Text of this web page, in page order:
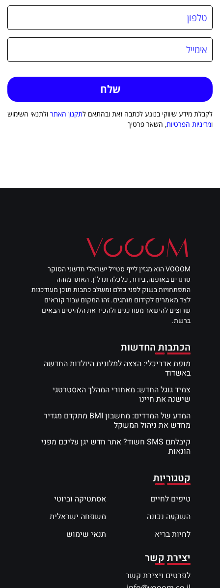
לקבלת מידע שיווקי בנוגע לכתבה זאת ובהתאם לתקנון האתר ולתנאי השימוש
ומדיניות הפרטיות, השאר פרטיך
VOOOM הוא מגזין לייף סטייל ישראלי חדשני הסוקר
טרנדים באופנה, בידור, כלכלה ונדל"ן. האתר מזהה
התפתחויות בשוק לפני כולם ומשלב כתבות תוכן מעודכנות
לצד מאמרים לקידום מותגים. זהו המקום עבור קוראים
שרוצים להישאר מעודכנים ולהכיר את הלהיטים הבאים
ברשת.
הכתבות החדשות
מופת אדריכלי: הצצה למלונית היולדות החדשה
באשדוד
צמיד גוגל החדש: מאחורי המהלך האסטרטגי
שישנה את חיינו
המדע של המדדים: מחשבון BMI מתקדם מגדיר
מחדש את ניהול המשקל
קיבלתם SMS חשוד? אתר חדש יגן עליכם מפני
הונאות
קטגוריות
טיפים לחיים
השקעה נכונה
לחיות בריא
אסתטיקה וביוטי
משפחה ישראלית
תנאי שימוש
יצירת קשר
לפרטים ויצירת קשר